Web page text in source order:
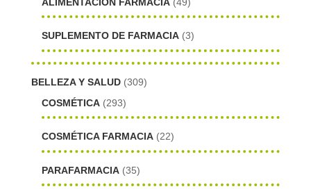
SUPLEMENTO DE FARMACIA (3)
BELLEZA Y SALUD (309)
COSMÉTICA (293)
COSMÉTICA FARMACIA (22)
PARAFARMACIA (35)